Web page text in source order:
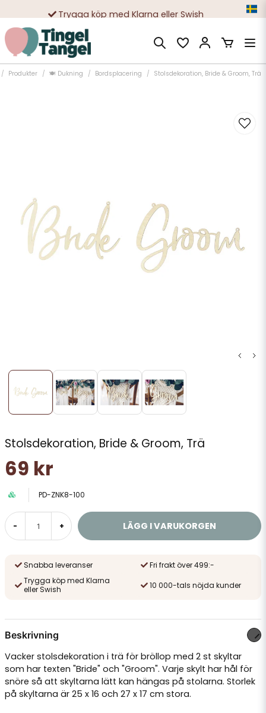
Trygga köp med Klarna eller Swish
10 000-tals nöjda kunder
Produkter 🍽️ Dukning Bordsplacering Stolsdekoration, Bride & Groom, Trä
Stolsdekoration, Bride & Groom, Trä
69 kr
PD-ZNK8-100
- + LÄGG I VARUKORGEN
Snabba leveranser
Fri frakt över 499:-
Trygga köp med Klarna
eller Swish
10 000-tals nöjda kunder
Beskrivning
Vacker stolsdekoration i trä för bröllop med 2 st skyltar
som har texten "Bride" och "Groom". Varje skylt har hål för
snöre så att skyltarna lätt kan hängas på stolarna. Storlek
på skyltarna är 25 x 16 och 27 x 17 cm stora.